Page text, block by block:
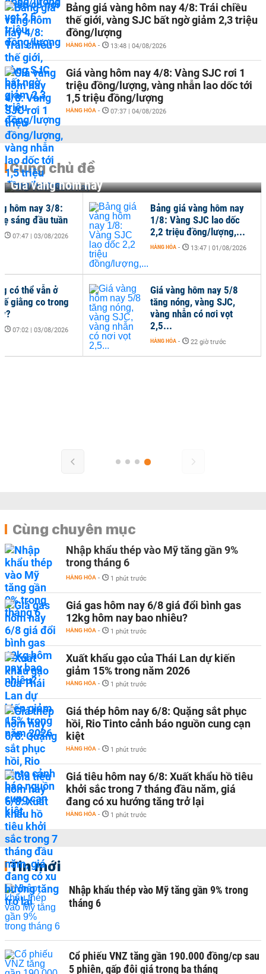
Bảng giá vàng hôm nay 4/8: Trái chiều
thế giới, vàng SJC bất ngờ giảm 2,3 triệu
đồng/lượng
HÀNG HÓA - 13:48 | 04/08/2026
Giá vàng hôm nay 4/8: Vàng SJC rơi 1
triệu đồng/lượng, vàng nhẫn lao dốc tới
1,5 triệu đồng/lượng
HÀNG HÓA - 07:37 | 04/08/2026
Cùng chủ đề
Giá vàng hôm nay
Giá vàng hôm nay 5/8
tăng nóng, vàng SJC,
vàng nhẫn có nơi vọt
2,5...
HÀNG HÓA - 22 giờ trước
hôm nay 3/8:
sáng đầu tuần
07:47 | 03/08/2026
có thể vẫn ở
giằng co trong
07:02 | 03/08/2026
Bảng giá vàng hôm nay
1/8: Vàng SJC lao dốc
2,2 triệu đồng/lượng,...
HÀNG HÓA - 13:47 | 01/08/2026
Cùng chuyên mục
Nhập khẩu thép vào Mỹ tăng gần 9%
trong tháng 6
HÀNG HÓA - 1 phút trước
Giá gas hôm nay 6/8 giá đổi bình gas
12kg hôm nay bao nhiêu?
HÀNG HÓA - 1 phút trước
Xuất khẩu gạo của Thái Lan dự kiến
giảm 15% trong năm 2026
HÀNG HÓA - 1 phút trước
Giá thép hôm nay 6/8: Quặng sắt phục
hồi, Rio Tinto cảnh báo nguồn cung cạn
kiệt
HÀNG HÓA - 1 phút trước
Giá tiêu hôm nay 6/8: Xuất khẩu hồ tiêu
khởi sắc trong 7 tháng đầu năm, giá
đang có xu hướng tăng trở lại
HÀNG HÓA - 1 phút trước
Tin mới
Nhập khẩu thép vào Mỹ tăng gần 9% trong
tháng 6
Cổ phiếu VNZ tăng gần 190.000 đồng/cp sau
5 phiên, gấp đôi giá trong ba tháng